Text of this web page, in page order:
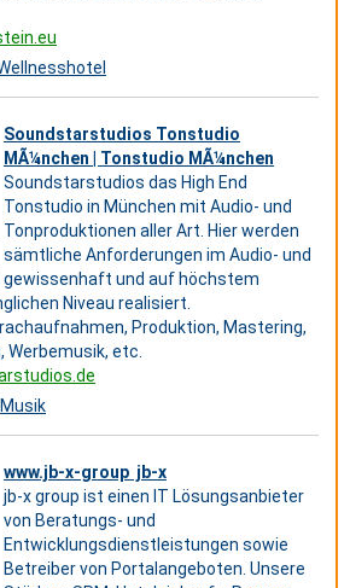
Soundstarstudios Tonstudio
MÃ¼nchen | Tonstudio MÃ¼nchen
Soundstarstudios das High End
Tonstudio in München mit Audio- und
Tonproduktionen aller Art. Hier werden
sämtliche Anforderungen im Audio- und
gewissenhaft und auf höchstem
Niveau realisiert.
Produktion, Mastering,
Werbemusik, etc.
Musik
www.jb-x-group jb-x
jb-x group ist einen IT Lösungsanbieter
von Beratungs- und
Entwicklungsdienstleistungen sowie
Betreiber von Portalangeboten. Unsere